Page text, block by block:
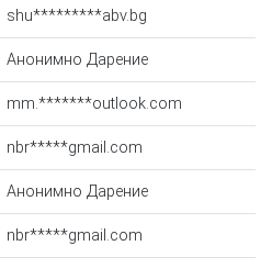
shu*********abv.bg
Анонимно Дарение
mm.*******outlook.com
nbr*****gmail.com
Анонимно Дарение
nbr*****gmail.com